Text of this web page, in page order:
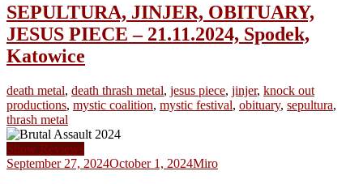
SEPULTURA, JINJER, OBITUARY,
JESUS PIECE – 21.11.2024, Spodek,
Katowice
death metal, death thrash metal, jesus piece, jinjer, knock out
productions, mystic coalition, mystic festival, obituary, sepultura,
thrash metal
Show Reviews
September 27, 2024October 1, 2024Miro